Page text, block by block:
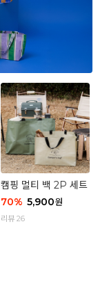
캠핑 멀티 백 2P 세트
70% 5,900원
리뷰 26